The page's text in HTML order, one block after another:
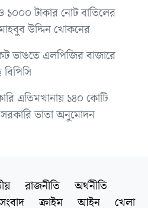
টাকার নোট বাতিলের
মাহবুব উদ্দিন খোকনের
ভাঙতে এলপিজির বাজারে
এতিমখানায় ১৪০ কোটি
ভাতা অনুমোদন
রাজনীতি
অর্থনীতি
ক্রাইম আইন
খেলা